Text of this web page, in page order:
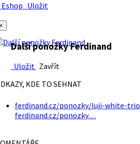
Uložit
Další ponožky Ferdinand
Uložit Zavřít
KDE TO SEHNAT
ferdinand.cz/ponozky/luji-white-trio
ferdinand.cz/ponozky…